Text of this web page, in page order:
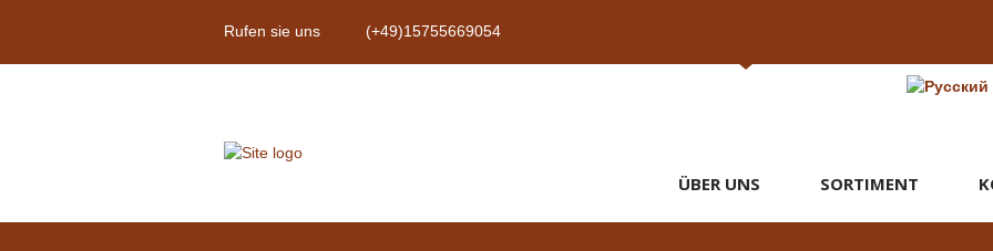
Rufen sie uns (+49)15755669054
ÜBER UNS SORTIMENT